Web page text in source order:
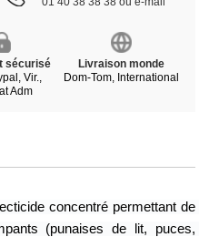
sécurisé
Vir.,
Adm
Livraison monde
Dom-Tom, International
concentré permettant de
(punaises de lit, puces,